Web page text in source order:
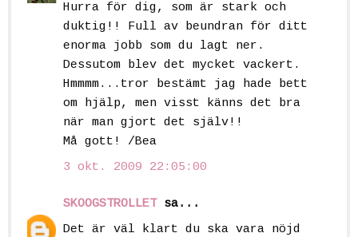
Hurra för dig, som är stark och
duktig!! Full av beundran för ditt
enorma jobb som du lagt ner.
Dessutom blev det mycket vackert.
Hmmmm...tror bestämt jag hade bett
om hjälp, men visst känns det bra
när man gjort det själv!!
Må gott! /Bea
3 okt. 2009 22:05:00
SKOOGSTROLLETsa...
Det är väl klart du ska vara nöjd